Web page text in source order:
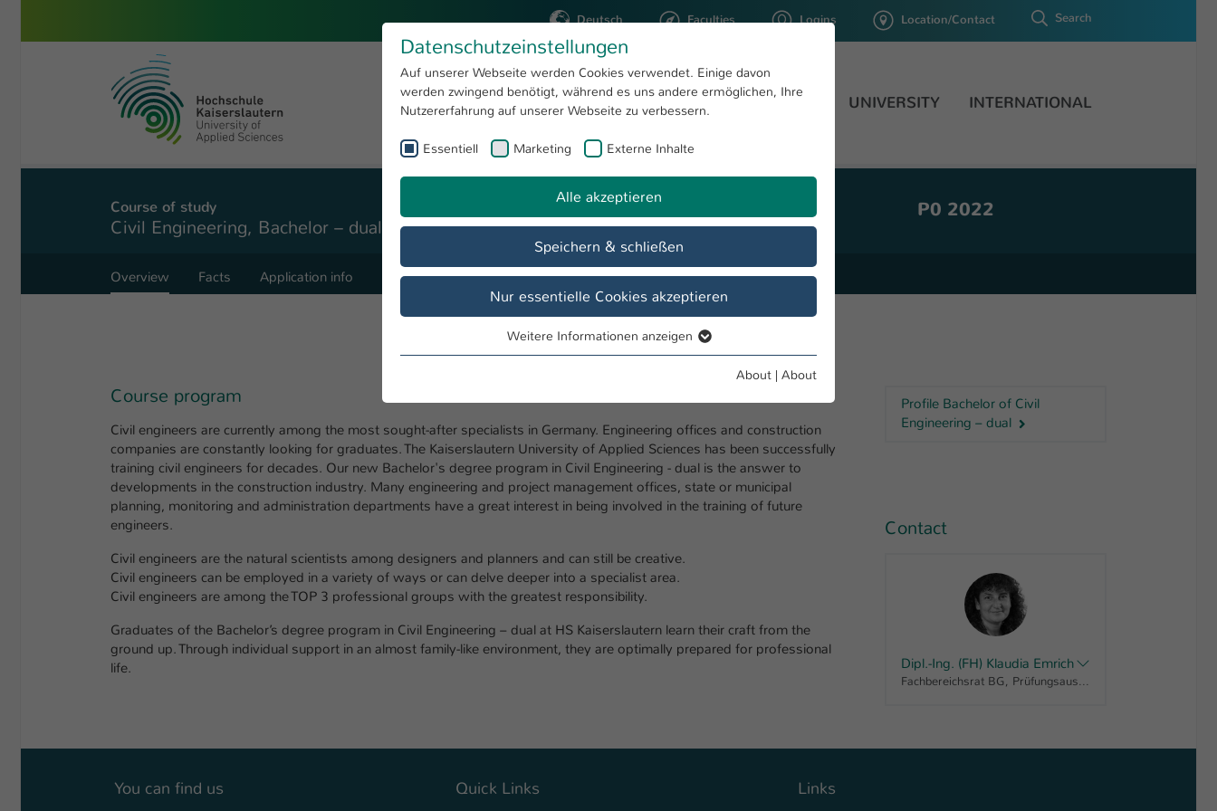
Deutsch Faculties Logins Location/Contact Search
University of Applied Sciences Kaiserslautern
STUDYING RESEARCH UNIVERSITY INTERNATIONAL
You are here:
Building and Design Civil Engineering Civil Engineering – dual
Course of study
Civil Engineering, Bachelor – dual
P0 2022
Overview Facts Application info Cooperation companies
Course program
Civil engineers are currently among the most sought-after specialists in Germany. Engineering offices and construction
companies are constantly looking for graduates. The Kaiserslautern University of Applied Sciences has been successfully
training civil engineers for decades. Our new Bachelor's degree program in Civil Engineering - dual is the answer to
developments in the construction industry. Many engineering and project management offices, state or municipal
planning, monitoring and administration departments have a great interest in being involved in the training of future
engineers.
Civil engineers are the natural scientists among designers and planners and can still be creative.
Civil engineers can be employed in a variety of ways or can delve deeper into a specialist area.
Civil engineers are among the TOP 3 professional groups with the greatest responsibility.
Graduates of the Bachelor’s degree program in Civil Engineering – dual at HS Kaiserslautern learn their craft from the
ground up. Through individual support in an almost family-like environment, they are optimally prepared for professional
life.
Profile Bachelor of Civil
Engineering – dual
Contact
Dipl.-Ing. (FH) Klaudia Emrich
Fachbereichsrat BG, Prüfungsausschuss BI FB BG, Fachausschuss Studium und Lehre BG, Studiengangsassistentin FB BG
You can find us Quick Links Links
Datenschutzeinstellungen
Auf unserer Webseite werden Cookies verwendet. Einige davon
werden zwingend benötigt, während es uns andere ermöglichen, Ihre
Nutzererfahrung auf unserer Webseite zu verbessern.
Essentiell Marketing Externe Inhalte
Alle akzeptieren
Speichern & schließen
Nur essentielle Cookies akzeptieren
Essentielle Cookies werden für grundlegende Funktionen der
einwandfrei funktioniert.
Name cookie_optin
Anbieter TYPO3
Zweck
Dieses Cookie wird verwendet, um Ihre Cookie-
Einstellungen für diese Website zu speichern.
Name SgCookieOptin.lastPreferences
Zweck
generierte ID, für die historische Speicherung
Cookie-Informationen anzeigen
Marketing
Diese Cookies werden verwendet um das Nutzungsverhalten der
werden anonymisiert und ausschließlich für interne Zwecke
verwendet.
Anbieter Hochschule Kaiserslautern
Zweck
Erzeugt statistische Daten darüber, wie der
Externe Inhalte
Weitere Informationen anzeigen
About | About